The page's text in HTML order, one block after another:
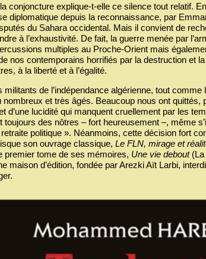
conjoncture explique-t-elle ce silence tout relatif.
diplomatique depuis la reconnaissance, par
du Sahara occidental. Mais il convient de
à l’exhaustivité. De fait, la guerre menée par
multiples au Proche-Orient mais
nos contemporains horrifiés par la destruction et
à la liberté et à l’égalité.
militants de l’indépendance algérienne, tout
nombreux et très âgés. Beaucoup nous ont quittés,
d’une lucidité qui manquent cruellement par les
toujours des nôtres – fort heureusement –, même
politique ». Néanmoins, cette décision fort
son ouvrage classique, Le FLN, mirage et
premier tome de ses mémoires, Une vie debout
maison d’édition, fondée par Arezki Aït Larbi,